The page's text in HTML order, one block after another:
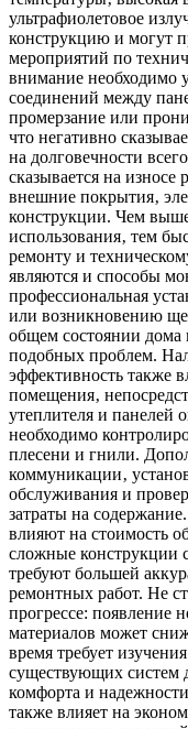
ультрафиолетовое
конструкцию и могут
мероприятий по
внимание необходимо
соединений между
промерзание или
что негативно
на долговечности
сказывается на
внешние покрытия‚
конструкции. Чем
использования‚ тем
ремонту и
являются и способы
профессиональная
или возникновению
общем состоянии дома
подобных проблем.
эффективность также
помещения‚
утеплителя и панелей
необходимо
плесени и гнили.
коммуникации‚
обслуживания и
затраты на
влияют на стоимость
сложные конструкции
требуют большей
ремонтных работ. Не
прогрессе: появление
материалов может
время требует
существующих систем
комфорта и
также влияет на